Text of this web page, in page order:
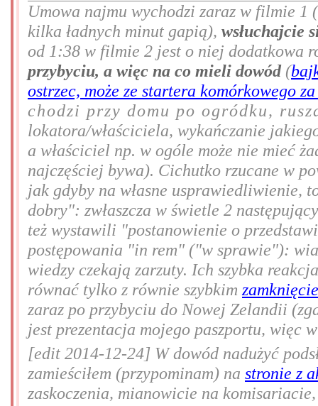
Umowa najmu wychodzi zaraz w filmie 1
kilka ładnych minut gapią), wsłuchajcie
od 1:38 w filmie 2 jest o niej dodatkowa
przybyciu, a więc na co mieli dowód(
ostrzec, może ze startera komórkowego za
chodzi przy domu po ogródku,
lokatora/właściciela, wykańczanie
a właściciel np. w ogóle może nie mieć
najczęściej bywa). Cichutko rzucane w
jak gdyby na własne usprawiedliwienie,
dobry": zwłaszcza w świetle 2
też wystawili "postanowienie o
postępowania "in rem" ("w sprawie"):
wiedzy czekają zarzuty. Ich szybka
równać tylko z równie szybkim
zaraz po przybyciu do Nowej Zelandii
jest prezentacja mojego paszportu, więc
[edit 2014-12-24] W dowód nadużyć
zamieściłem (przypominam) na stronie z
zaskoczenia, mianowicie na